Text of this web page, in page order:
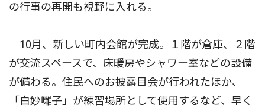
の行事の再開も視野に入れる。
10月、新しい町内会館が完成。１階が倉庫、２階
が交流スペースで、床暖房やシャワー室などの設備
が備わる。住民へのお披露目会が行われたほか、
「白妙囃子」が練習場所として使用するなど、早く